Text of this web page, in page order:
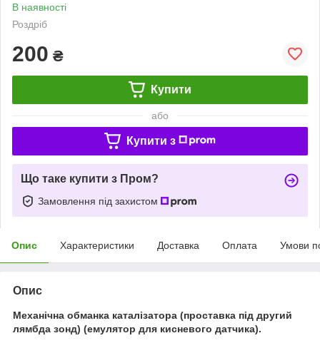
В наявності
Роздріб
200 ₴
Купити
або
Купити з
Що таке купити з Пром?
Замовлення під захистом
Опис Характеристики Доставка Оплата Умови
Опис
Механічна обманка каталізатора (проставка під другий
лямбда зонд) (емулятор для кисневого датчика).